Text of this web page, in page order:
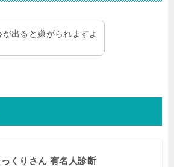
が出ると嫌がられますよ
くりさん 有名人診断